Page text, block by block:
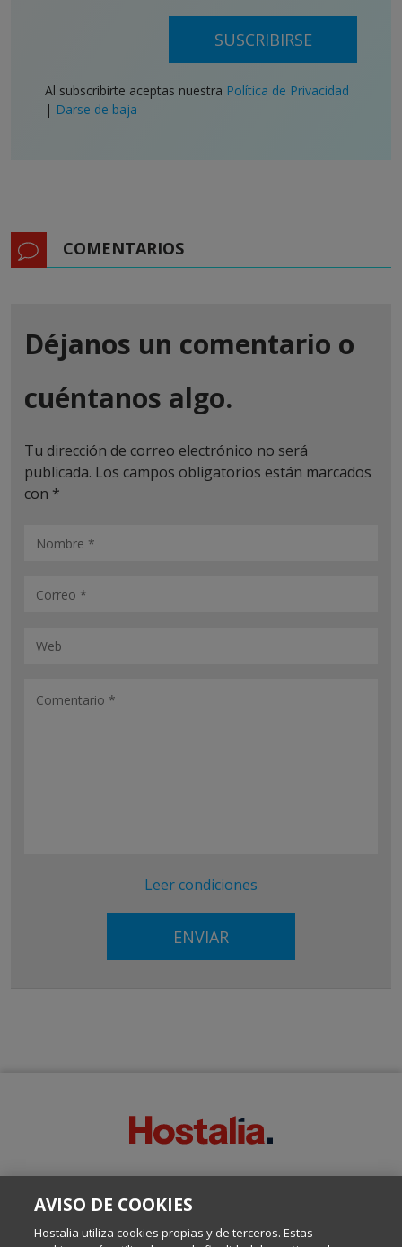
SUSCRIBIRSE
Al subscribirte aceptas nuestra Política de Privacidad
| Darse de baja
COMENTARIOS
Déjanos un comentario o
cuéntanos algo.
Tu dirección de correo electrónico no será
publicada. Los campos obligatorios están marcados
con *
Leer condiciones
Escrito por el equipo de Comunicación de Hostalia, dirigido por
Internet y Tecnología.
AVISO DE COOKIES
Hostalia utiliza cookies propias y de terceros. Estas